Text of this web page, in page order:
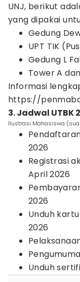
UNJ, berikut
yang dipakai
Gedung
UPT TIK
Gedung L
Tower A
Informasi
https://
3. Jadwal UTBK
Ilustrasi Mahasiswa
2026
Registrasi
April 2026
2026
Unduh
2026
Unduh